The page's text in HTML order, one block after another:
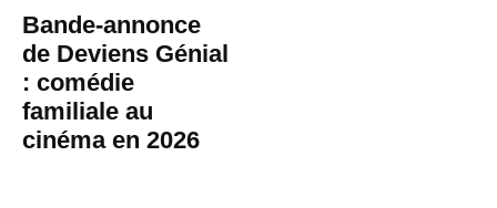
Bande-annonce
de Deviens Génial
: comédie
familiale au
cinéma en 2026